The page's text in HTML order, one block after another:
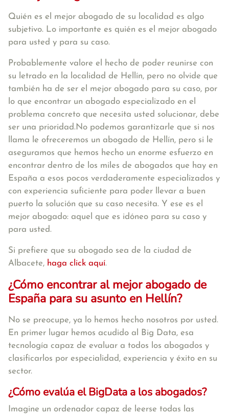
Quién es el mejor abogado de su localidad es algo
subjetivo. Lo importante es quién es el mejor abogado
para usted y para su caso.
Probablemente valore el hecho de poder reunirse con
su letrado en la localidad de Hellín, pero no olvide que
también ha de ser el mejor abogado para su caso, por
lo que encontrar un abogado especializado en el
problema concreto que necesita usted solucionar, debe
ser una prioridad.No podemos garantizarle que si nos
llama le ofreceremos un abogado de Hellín, pero si le
aseguramos que hemos hecho un enorme esfuerzo en
encontrar dentro de los miles de abogados que hay en
España a esos pocos verdaderamente especializados y
con experiencia suficiente para poder llevar a buen
puerto la solución que su caso necesita. Y ese es el
mejor abogado: aquel que es idóneo para su caso y
para usted.
Si prefiere que su abogado sea de la ciudad de
Albacete, haga click aquí.
¿Cómo encontrar al mejor abogado de
España para su asunto en Hellín?
No se preocupe, ya lo hemos hecho nosotros por usted.
En primer lugar hemos acudido al Big Data, esa
tecnología capaz de evaluar a todos los abogados y
clasificarlos por especialidad, experiencia y éxito en su
sector.
¿Cómo evalúa el BigData a los abogados?
Imagine un ordenador capaz de leerse todas las